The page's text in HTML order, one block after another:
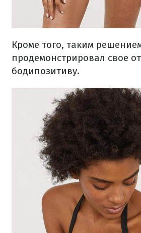
Кроме того, таким
продемонстрировал свое
бодипозитиву.